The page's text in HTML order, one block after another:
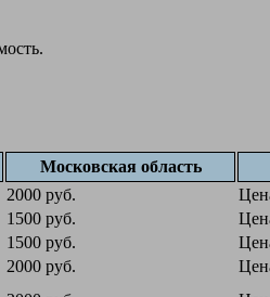
Московская область
2000 руб.
1500 руб.
1500 руб.
2000 руб.